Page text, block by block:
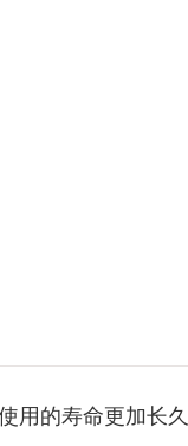
用的寿命更加长久